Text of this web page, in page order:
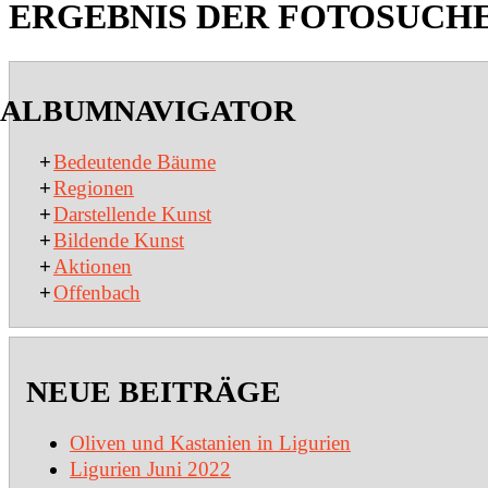
ERGEBNIS DER
27
ALBUMNAVIGATOR
+Bedeutende Bäume
+Regionen
+Darstellende Kunst
+Bildende Kunst
+Aktionen
+Offenbach
NEUE BEITRÄGE
Oliven und Kastanien in Ligurien
Ligurien Juni 2022